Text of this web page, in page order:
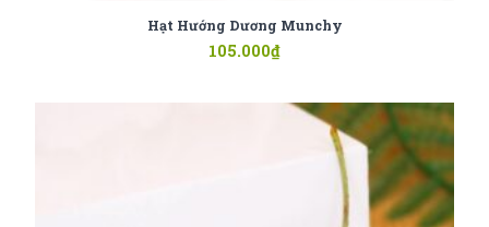
Hạt Hướng Dương Munchy
105.000₫